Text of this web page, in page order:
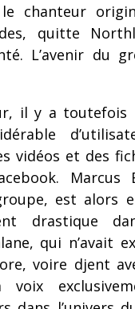
chanteur
quitte
L’avenir du
il y a toutefois
vidéos et des
Marcus
est alors
drastique
qui n’avait
voire djent